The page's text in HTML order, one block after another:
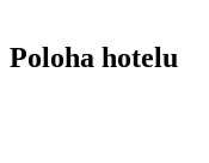
Poloha hotelu